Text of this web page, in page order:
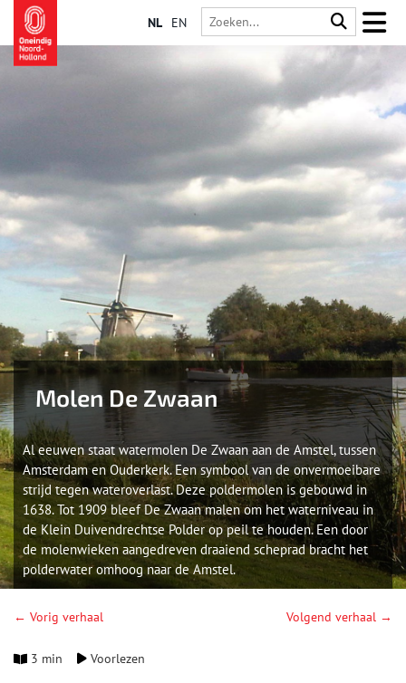
NL EN
Molen De Zwaan
Al eeuwen staat watermolen De Zwaan aan de Amstel, tussen
Amsterdam en Ouderkerk. Een symbool van de onvermoeibare
strijd tegen wateroverlast. Deze poldermolen is gebouwd in
1638. Tot 1909 bleef De Zwaan malen om het waterniveau in
de Klein Duivendrechtse Polder op peil te houden. Een door
de molenwieken aangedreven draaiend scheprad bracht het
polderwater omhoog naar de Amstel.
← Vorig verhaal Volgend verhaal →
3 min Voorlezen